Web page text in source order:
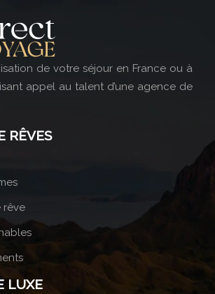
de votre séjour en France ou à
appel au talent d’une agence de
RÊVES
rêve
LUXE